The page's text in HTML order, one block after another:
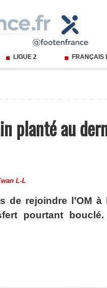
LIGUE 2 FRANÇAIS
planté au
L-L
rejoindre l’OM à
pourtant